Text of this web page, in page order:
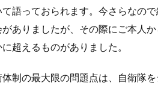
語っておられます。今さらなので
ありましたが、その際にご本人か
超えるものがありました。
制の最大限の問題点は、自衛隊